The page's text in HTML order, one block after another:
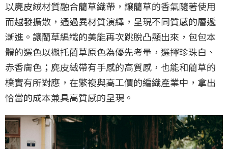
以麂皮絨材質融合藺草織帶，讓藺草的香氣隨著使用
而越發擴散，通過異材質演繹，呈現不同質感的層遞
漸進。讓藺草編織的美能再次跳脫凸顯出來，包包本
體的選色以襯托藺草原色為優先考量，選擇珍珠白、
赤香膚色；麂皮絨帶有手感的高質感，也能和藺草的
樸實有所對應，在繁複與高工價的編織產業中，拿出
恰當的成本兼具高質感的呈現。